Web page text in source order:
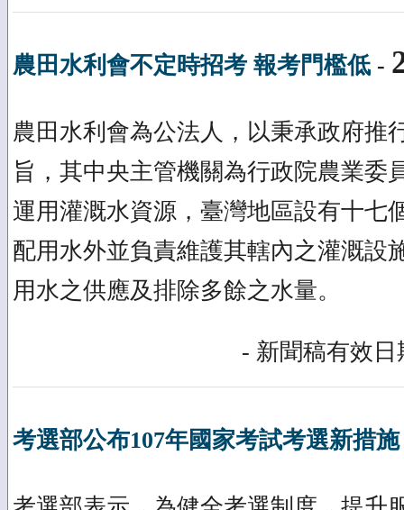
農田水利會不定時招考 報考門檻低 -
農田水利會為公法人，以秉承政府推
旨，其中央主管機關為行政院農業委
運用灌溉水資源，臺灣地區設有十七
配用水外並負責維護其轄內之灌溉設
用水之供應及排除多餘之水量。
- 新聞稿有效日
考選部公布107年國家考試考選新措施